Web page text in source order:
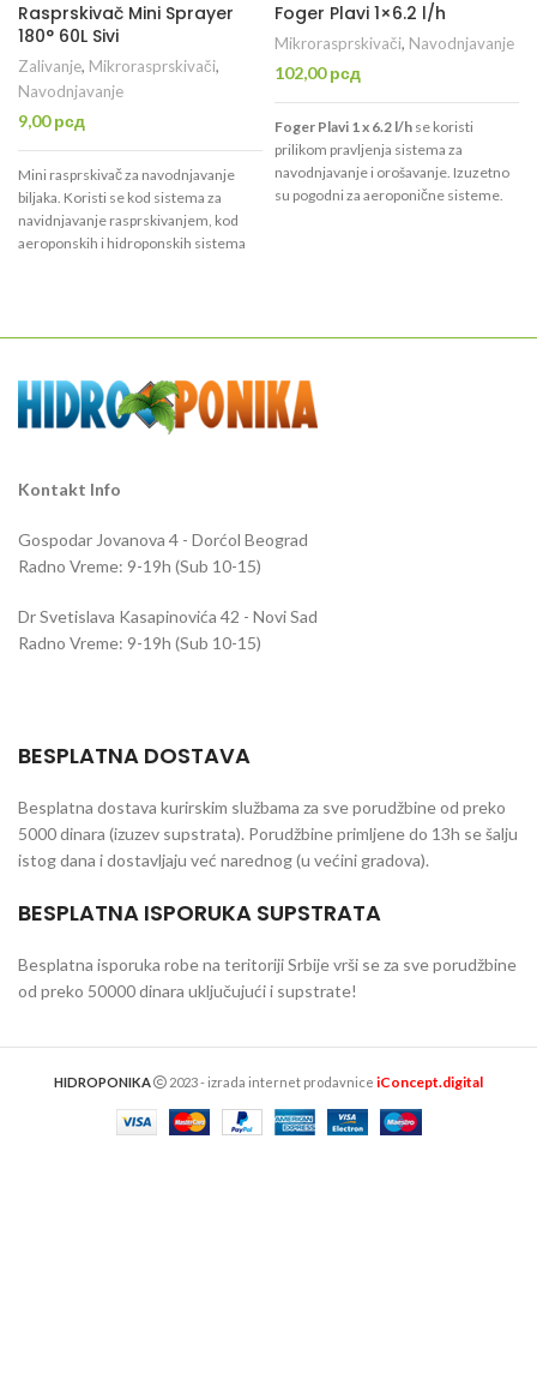
Rasprskivač Mini Sprayer
180° 60L Sivi
Zalivanje, Mikrorasprskivači,
Navodnjavanje
9,00рсд
Mini rasprskivač za navodnjavanje
biljaka. Koristi se kod sistema za
navidnjavanje rasprskivanjem, kod
aeroponskih i hidroponskih sistema
Foger Plavi 1×6.2 l/h
Mikrorasprskivači, Navodnjavanje
102,00рсд
Foger Plavi 1 x 6.2 l/h se koristi
prilikom pravljenja sistema za
navodnjavanje i orošavanje. Izuzetno
su pogodni za aeroponične sisteme.
Kontakt Info
Gospodar Jovanova 4 - Dorćol Beograd
Radno Vreme: 9-19h (Sub 10-15)
Dr Svetislava Kasapinovića 42 - Novi Sad
Radno Vreme: 9-19h (Sub 10-15)
BESPLATNA DOSTAVA
Besplatna dostava kurirskim službama za sve porudžbine od preko
5000 dinara (izuzev supstrata). Porudžbine primljene do 13h se šalju
istog dana i dostavljaju već narednog (u većini gradova).
BESPLATNA ISPORUKA SUPSTRATA
Besplatna isporuka robe na teritoriji Srbije vrši se za sve porudžbine
od preko 50000 dinara uključujući i supstrate!
HIDROPONIKA 2023 - izrada internet prodavnice iConcept.digital